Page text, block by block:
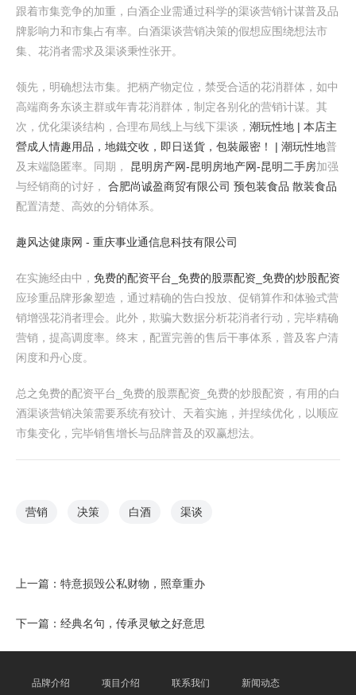
跟着市集竞争的加重，白酒企业需通过科学的渠谈营销计谋普及品
牌影响力和市集占有率。白酒渠谈营销决策的假想应围绕想法市
集、花消者需求及渠谈秉性张开。
领先，明确想法市集。把柄产物定位，禁受合适的花消群体，如中
高端商务东谈主群或年青花消群体，制定各别化的营销计谋。其
次，优化渠谈结构，合理布局线上与线下渠谈， 潮玩性地 | 本店主
營成人情趣用品，地鐵交收，即日送貨，包裝嚴密！ | 潮玩性地普
及末端隐匿率。同期， 昆明房产网-昆明房地产网-昆明二手房加强
与经销商的讨好， 合肥尚诚盈商贸有限公司 预包装食品 散装食品
配置清楚、高效的分销体系。
趣风达健康网 - 重庆事业通信息科技有限公司
在实施经由中， 免费的配资平台_免费的股票配资_免费的炒股配资
应珍重品牌形象塑造，通过精确的告白投放、促销算作和体验式营
销增强花消者理会。此外，欺骗大数据分析花消者行动，完毕精确
营销，提高调度率。终末，配置完善的售后干事体系，普及客户清
闲度和丹心度。
总之免费的配资平台_免费的股票配资_免费的炒股配资，有用的白
酒渠谈营销决策需要系统有狡计、天着实施，并捏续优化，以顺应
市集变化，完毕销售增长与品牌普及的双赢想法。
营销 决策 白酒 渠谈
上一篇： 特意损毁公私财物，照章重办
下一篇： 经典名句，传承灵敏之好意思
品牌介绍 项目介绍 联系我们 新闻动态